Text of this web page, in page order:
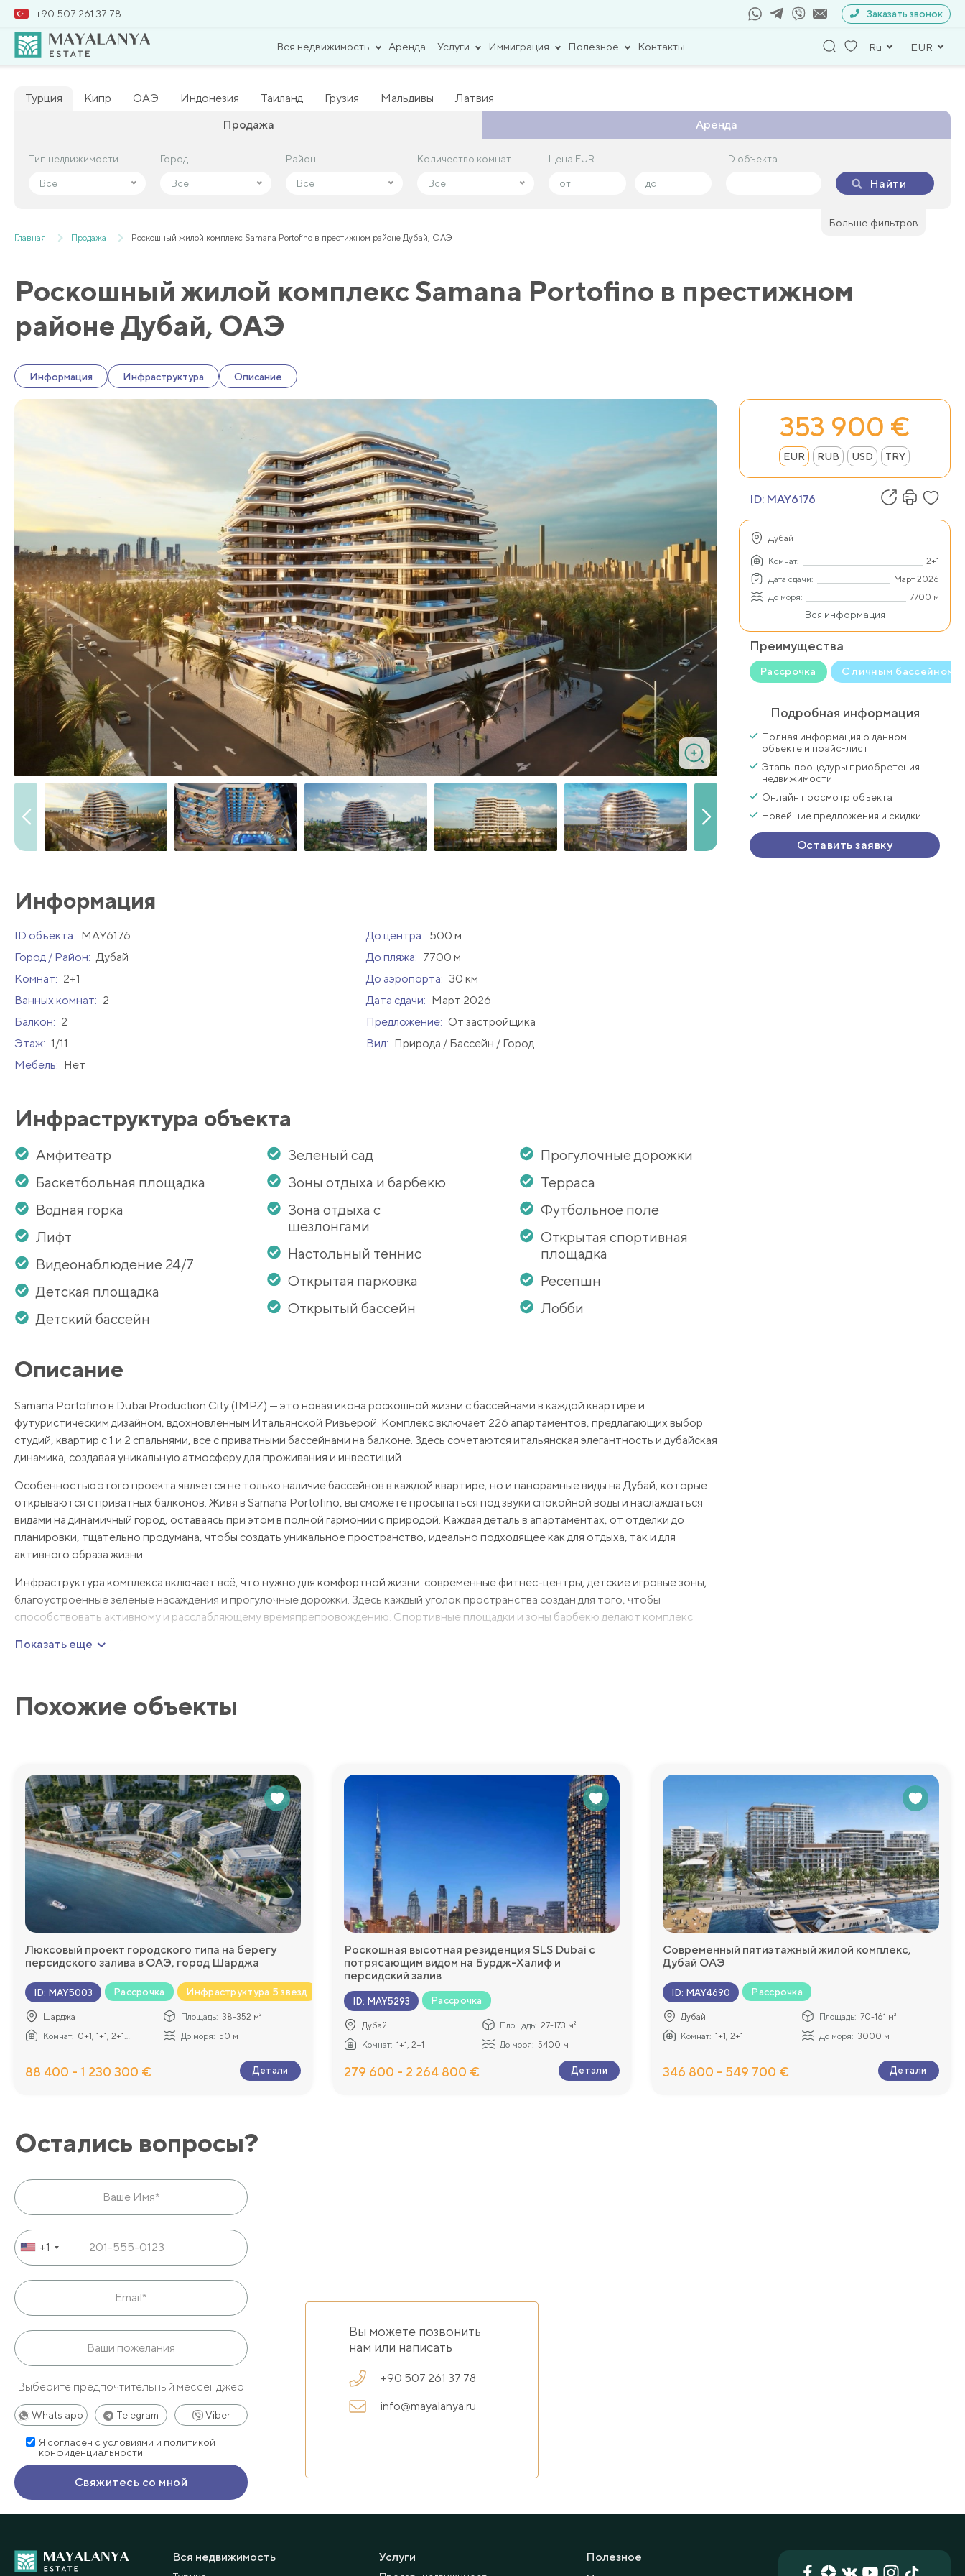
+90 507 261 37 78 Заказать звонок
Вся недвижимость Аренда Услуги Иммиграция Полезное Контакты Ru EUR
Турция Кипр ОАЭ Индонезия Таиланд Грузия Мальдивы
Латвия
Продажа
Аренда
Тип недвижимости
Все
Город
Все
Район
Все
Количество комнат
Все
Цена EUR ID объекта
Найти
Больше фильтров
Тип недвижимости
Все
Город
Все
Район
Все
Количество комнат
Все
Цена EUR ID объекта
Найти
Главная Продажа Роскошный жилой комплекс Samana Portofino в престижном районе Дубай, ОАЭ
Роскошный жилой комплекс Samana Portofino в престижном
районе Дубай, ОАЭ
Информация Инфраструктура Описание
Информация
ID объекта: MAY6176 До центра: 500 м
Город / Район: Дубай До пляжа: 7700 м
Комнат: 2+1 До аэропорта: 30 км
Ванных комнат: 2 Дата сдачи: Март 2026
Балкон: 2 Предложение: От застройщика
Этаж: 1/11 Вид: Природа / Бассейн / Город
Мебель: Нет
Инфраструктура объекта
Амфитеатр
Баскетбольная площадка
Водная горка
Лифт
Видеонаблюдение 24/7
Детская площадка
Детский бассейн
Зеленый сад
Зоны отдыха и барбекю
Зона отдыха с
шезлонгами
Настольный теннис
Открытая парковка
Открытый бассейн
Прогулочные дорожки
Терраса
Футбольное поле
Открытая спортивная
площадка
Ресепшн
Лобби
Описание
Samana Portofino в Dubai Production City (IMPZ) — это новая икона роскошной жизни с бассейнами в каждой квартире и
футуристическим дизайном, вдохновленным Итальянской Ривьерой. Комплекс включает 226 апартаментов, предлагающих выбор
студий, квартир с 1 и 2 спальнями, все с приватными бассейнами на балконе. Здесь сочетаются итальянская элегантность и дубайская
динамика, создавая уникальную атмосферу для проживания и инвестиций.
Особенностью этого проекта является не только наличие бассейнов в каждой квартире, но и панорамные виды на Дубай, которые
открываются с приватных балконов. Живя в Samana Portofino, вы сможете просыпаться под звуки спокойной воды и наслаждаться
видами на динамичный город, оставаясь при этом в полной гармонии с природой. Каждая деталь в апартаментах, от отделки до
планировки, тщательно продумана, чтобы создать уникальное пространство, идеально подходящее как для отдыха, так и для
активного образа жизни.
Инфраструктура комплекса включает всё, что нужно для комфортной жизни: современные фитнес-центры, детские игровые зоны,
благоустроенные зеленые насаждения и прогулочные дорожки. Здесь каждый уголок пространства создан для того, чтобы
способствовать активному и расслабляющему времяпрепровождению. Спортивные площадки и зоны барбекю делают комплекс
места для развлечений, что делает Samana Portofino отличным вариантом для жизни в центре городской жизни.
Территория комплекса окружена зелеными насаждениями и продуманно благоустроенными садами, которые создают атмосферу
уединения и релаксации. Здесь можно наслаждаться прогулками по зеленым зонам, отдыхать в уютных уголках или проводить время
на свежем воздухе, не покидая комплекса.
Samana Portofino предлагает гибкие условия оплаты, что делает его не только отличным вариантом для проживания, но и выгодной
инвестиционной возможностью. Комплекс идеально подходит для тех, кто хочет наслаждаться эксклюзивной роскошью,
продуманными удобствами и удобным расположением в Дубае.
Мы будем рады ответить на любые дополнительные вопросы, которые у Вас возникнут и с удовольствием предоставим
более подробную информацию!
Показать еще
353 900 €
EUR RUB USD TRY
ID: MAY6176
Дубай
Комнат:
2+1
Дата сдачи:
Март 2026
До моря:
7700 м
Вся информация
Преимущества
Рассрочка С личным бассейном
Подробная информация
Полная информация о данном
объекте и прайс-лист
Этапы процедуры приобретения
недвижимости
Онлайн просмотр объекта
Новейшие предложения и скидки
Оставить заявку
Похожие объекты
Люксовый проект городского типа на берегу
персидского залива в ОАЭ, город Шарджа
ID: MAY5003 Рассрочка Инфраструктура 5 звезд Вид на море
Шарджа Площадь: 38-352 м²
Комнат: 0+1, 1+1, 2+1... До моря: 50 м
88 400 - 1 230 300 € Детали
Роскошная высотная резиденция SLS Dubai с
потрясающим видом на Бурдж-Халиф и
персидский залив
ID: MAY5293 Рассрочка
Дубай Площадь: 27-173 м²
Комнат: 1+1, 2+1 До моря: 5400 м
279 600 - 2 264 800 € Детали
Современный пятиэтажный жилой комплекс,
Дубай ОАЭ
ID: MAY4690 Рассрочка
Дубай Площадь: 70-161 м²
Комнат: 1+1, 2+1 До моря: 3000 м
346 800 - 549 700 € Детали
Остались вопросы?
+1
Выберите предпочтительный мессенджер
Whats app Telegram Viber
Я согласен с условиями и политикой
конфиденциальности
Вы можете позвонить
нам или написать
+90 507 261 37 78
info@mayalanya.ru
Вся недвижимость Услуги
Полезное